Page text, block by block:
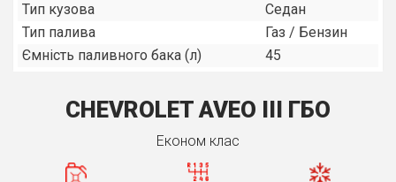
Тип кузова
Седан
Тип палива
Газ / Бензин
Ємність паливного бака (л)
45
CHEVROLET AVEO III ГБО
Економ клас